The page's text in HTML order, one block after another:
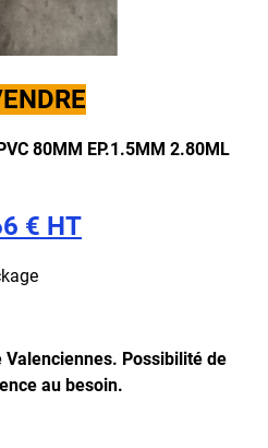
80MM EP.1.5MM 2.80ML
€ HT
Valenciennes. Possibilité de
au besoin.